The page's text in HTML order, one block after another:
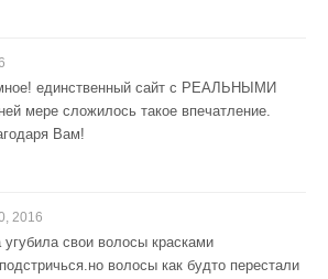
единственный сайт с РЕАЛЬНЫМИ
мере сложилось такое впечатление.
Вам!
2016
свои волосы красками
волосы как будто перестали